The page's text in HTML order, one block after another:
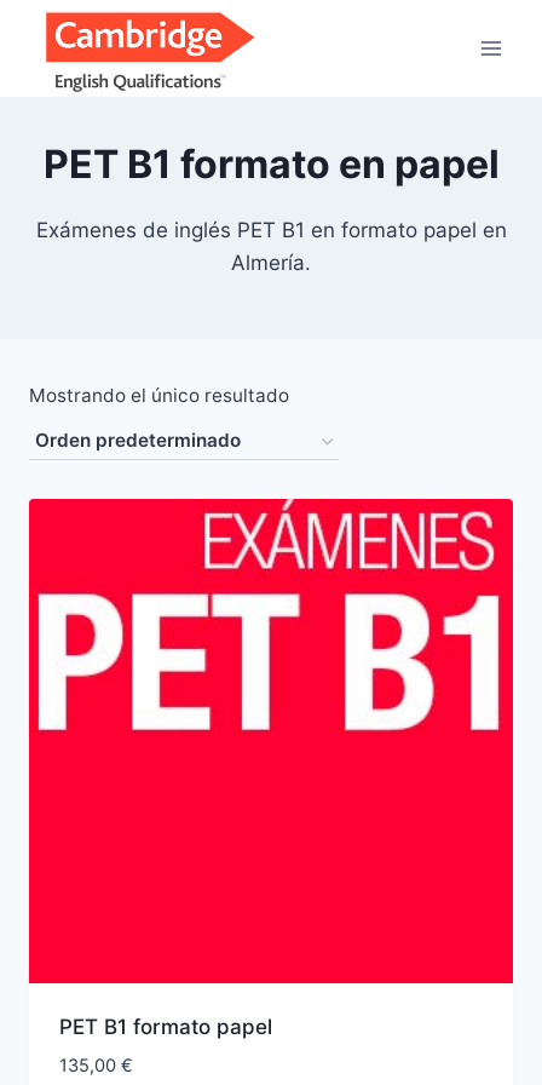
Saltar
contenido
PET B1 formato en papel
Exámenes de inglés PET B1 en formato papel en
Almería.
Mostrando el único resultado
PET B1 formato papel
135,00 €